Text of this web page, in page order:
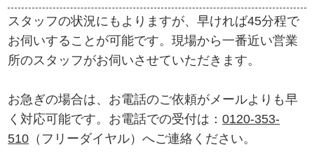
スタッフの状況にもよりますが、早ければ45分程で
お伺いすることが可能です。現場から一番近い営業
所のスタッフがお伺いさせていただきます。
お急ぎの場合は、お電話のご依頼がメールよりも早
く対応可能です。お電話での受付は：0120-353-
510 （フリーダイヤル）へご連絡ください。